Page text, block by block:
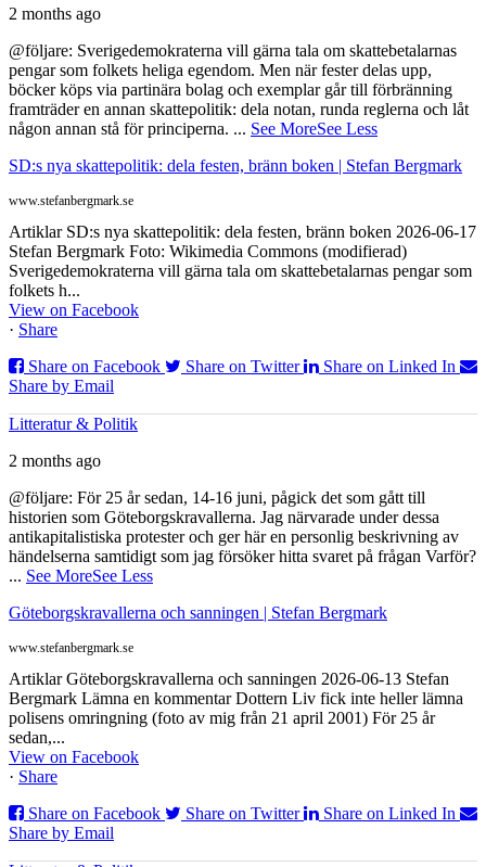
2 months ago
@följare: Sverigedemokraterna vill gärna tala om skattebetalarnas
pengar som folkets heliga egendom. Men när fester delas upp,
böcker köps via partinära bolag och exemplar går till förbränning
framträder en annan skattepolitik: dela notan, runda reglerna och låt
någon annan stå för principerna. ... See MoreSee Less
SD:s nya skattepolitik: dela festen, bränn boken | Stefan Bergmark
www.stefanbergmark.se
Artiklar SD:s nya skattepolitik: dela festen, bränn boken 2026-06-17
Stefan Bergmark Foto: Wikimedia Commons (modifierad)
Sverigedemokraterna vill gärna tala om skattebetalarnas pengar som
folkets h...
View on Facebook
· Share
Share on Facebook
Share on Twitter
Share on Linked In
Share by Email
Litteratur & Politik
2 months ago
@följare: För 25 år sedan, 14-16 juni, pågick det som gått till
historien som Göteborgskravallerna. Jag närvarade under dessa
antikapitalistiska protester och ger här en personlig beskrivning av
händelserna samtidigt som jag försöker hitta svaret på frågan Varför?
... See MoreSee Less
Göteborgskravallerna och sanningen | Stefan Bergmark
www.stefanbergmark.se
Artiklar Göteborgskravallerna och sanningen 2026-06-13 Stefan
Bergmark Lämna en kommentar Dottern Liv fick inte heller lämna
polisens omringning (foto av mig från 21 april 2001) För 25 år
sedan,...
View on Facebook
· Share
Share on Facebook
Share on Twitter
Share on Linked In
Share by Email